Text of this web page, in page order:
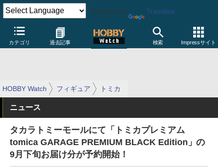
Powered by Translate
カテゴリ 過去記事 検索 Impressサイト
HOBBY Watch フィギュア トミカ
ニュース
タカラトミーモールにて「トミカプレミアム
tomica GARAGE PREMIUM BLACK Edition」の
9月下旬お届け分が予約開始！